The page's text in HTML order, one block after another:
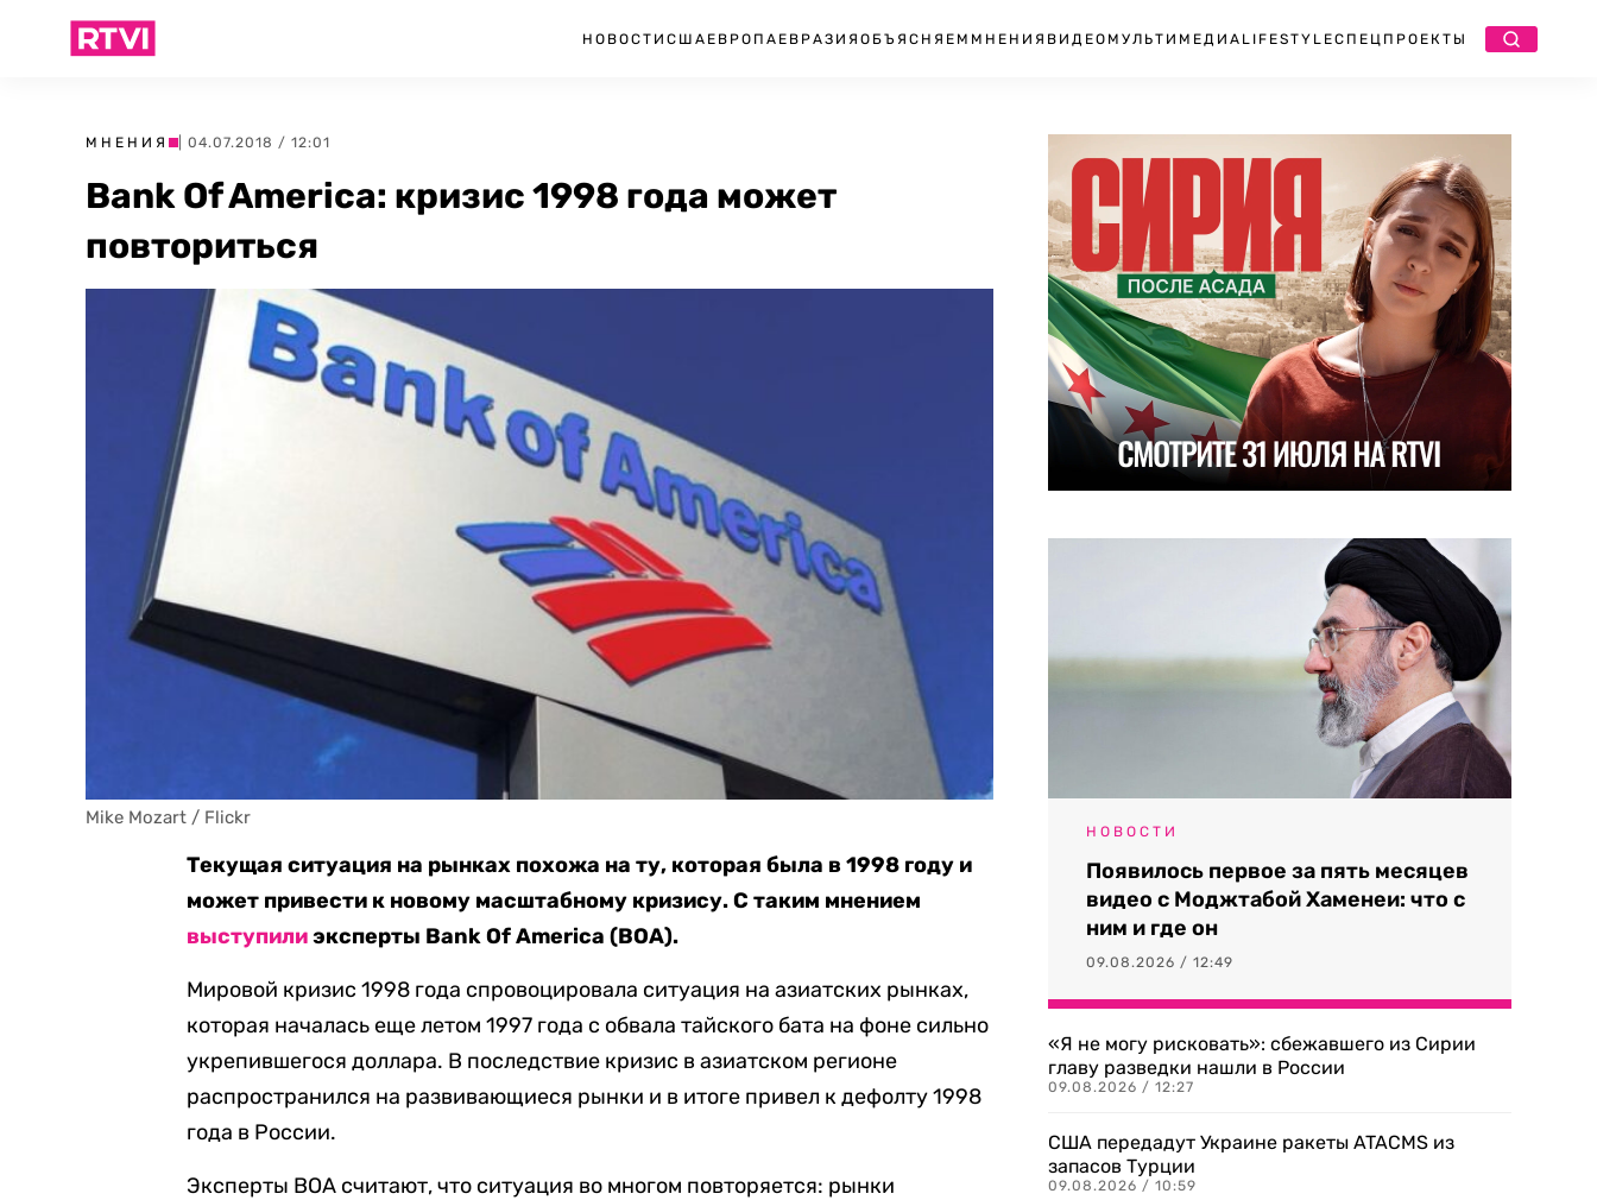
НОВОСТИ США ЕВРОПА ЕВРАЗИЯ ОБЪЯСНЯЕМ МНЕНИЯ ВИДЕО МУЛЬТИМЕДИА LIFESTYLEСПЕЦПРОЕКТЫ
МНЕНИЯ | 04.07.2018 / 12:01
Bank Of America: кризис 1998 года может
повториться
Mike Mozart / Flickr
Текущая ситуация на рынках похожа на ту, которая была в 1998 году и
может привести к новому масштабному кризису. С таким мнением
выступилиэксперты Bank Of America (BOA).
Мировой кризис 1998 года спровоцировала ситуация на азиатских рынках,
которая началась еще летом 1997 года с обвала тайского бата на фоне сильно
укрепившегося доллара. В последствие кризис в азиатском регионе
распространился на развивающиеся рынки и в итоге привел к дефолту 1998
года в России.
Эксперты BOA считают, что ситуация во многом повторяется: рынки
НОВОСТИ
Появилось первое за пять месяцев
видео с Моджтабой Хаменеи: что с
ним и где он
09.08.2026 / 12:49
«Я не могу рисковать»: сбежавшего из Сирии
главу разведки нашли в России
09.08.2026 / 12:27
США передадут Украине ракеты ATACMS из
запасов Турции
09.08.2026 / 10:59